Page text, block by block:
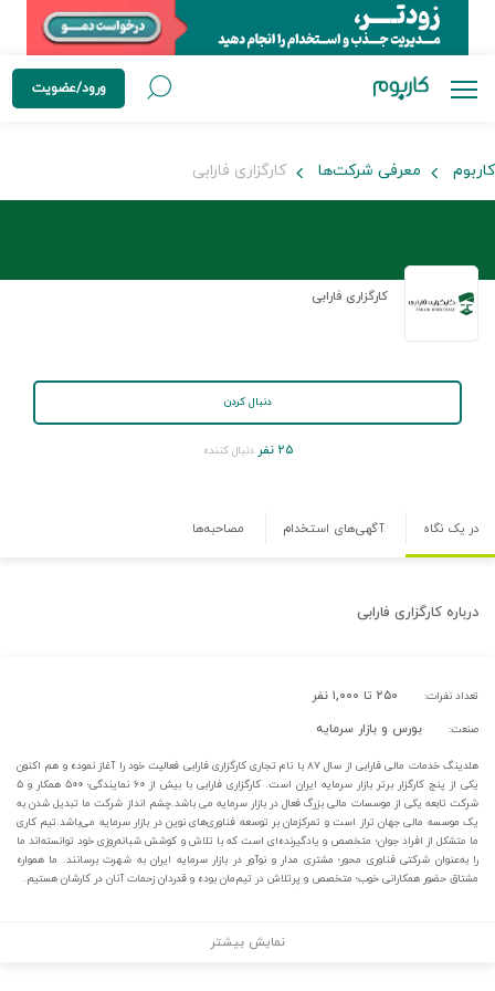
ورود/عضویت
کاربوم معرفی شرکت‌ها کارگزاری فارابی
کارگزاری فارابی
دنبال کردن
۲۵ نفر دنبال کننده
در یک نگاه آگهی‌های استخدام مصاحبه‌ها
درباره کارگزاری فارابی
تعداد نفرات: ۲۵۰ تا ۱,۰۰۰ نفر
صنعت: بورس و بازار سرمایه
هلدینگ خدمات مالی فارابی از سال ۸۷ با نام تجاری کارگزاری فارابی فعالیت خود را آغاز نموده و هم اکنون
یکی از پنج کارگزار برتر بازار سرمایه ایران است. کارگزاری فارابی با بیش از ۶۰ نمایندگی؛ ۵۰۰ همکار و ۵
شرکت تابعه یکی از موسسات مالی بزرگ فعال در بازار سرمایه می باشد.چشم انداز شرکت ما تبدیل شدن به
یک موسسه مالی جهان تراز است و تمرکزمان بر توسعه فناوری‌های نوین در بازار سرمایه می‌باشد.تیم کاری
ما متشکل از افراد جوان؛ متخصص و یادگیرنده‌ای است که با تلاش و کوشش شبانه‌روزی خود توانسته‌اند ما
را به‌عنوان شرکتی فناوری محور؛ مشتری مدار و نوآور در بازار سرمایه ایران به شهرت برسانند. ما همواره
مشتاق حضور همکارانی خوب؛ متخصص و پرتلاش در تیم‌مان بوده و قدردان زحمات آنان در کارشان هستیم.
نمایش بیشتر